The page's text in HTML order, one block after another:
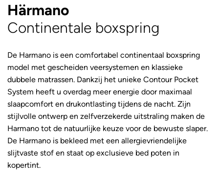
Härmano
Continentale boxspring
De Harmano is een comfortabel continentaal boxspring
model met gescheiden veersystemen en klassieke
dubbele matrassen. Dankzij het unieke Contour Pocket
System heeft u overdag meer energie door maximaal
slaapcomfort en drukontlasting tijdens de nacht. Zijn
stijlvolle ontwerp en zelfverzekerde uitstraling maken de
Harmano tot de natuurlijke keuze voor de bewuste slaper.
De Harmano is bekleed met een allergievriendelijke
slijtvaste stof en staat op exclusieve bed poten in
kopertint.